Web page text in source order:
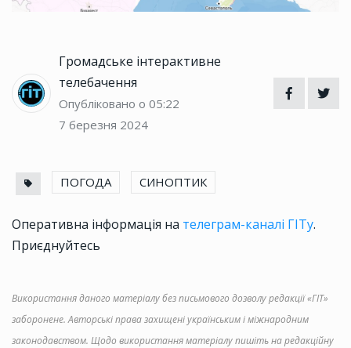
Громадське інтерактивне
телебачення
Опубліковано о 05:22
7 березня 2024
ПОГОДА СИНОПТИК
Оперативна інформація на телеграм-каналі ГІТу.
Приєднуйтесь
Використання даного матеріалу без письмового дозволу редакції «ГІТ»
заборонене. Авторські права захищені українським і міжнародним
законодавством. Щодо використання матеріалу пишіть на редакційну